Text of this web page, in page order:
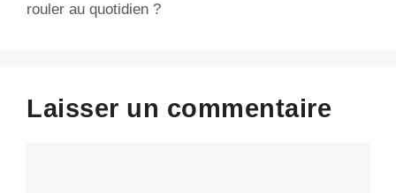
rouler au quotidien ?
Laisser un commentaire